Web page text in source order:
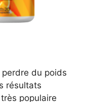
du poids
résultats
populaire